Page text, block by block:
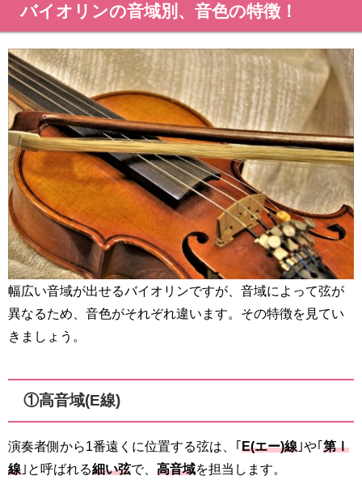
バイオリンの音域別、音色の特徴！
幅広い音域が出せるバイオリンですが、音域によって弦が
異なるため、音色がそれぞれ違います。その特徴を見てい
きましょう。
①高音域(E線)
演奏者側から1番遠くに位置する弦は、｢ E(エー)線 ｣や｢ 第Ⅰ
線 ｣と呼ばれる細い弦で、 高音域を担当します。